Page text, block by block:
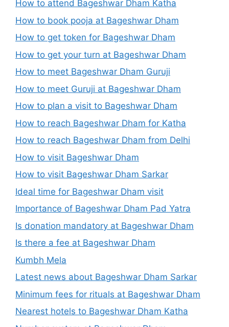
How to attend Bageshwar Dham Katha
How to book pooja at Bageshwar Dham
How to get token for Bageshwar Dham
How to get your turn at Bageshwar Dham
How to meet Bageshwar Dham Guruji
How to meet Guruji at Bageshwar Dham
How to plan a visit to Bageshwar Dham
How to reach Bageshwar Dham for Katha
How to reach Bageshwar Dham from Delhi
How to visit Bageshwar Dham
How to visit Bageshwar Dham Sarkar
Ideal time for Bageshwar Dham visit
Importance of Bageshwar Dham Pad Yatra
Is donation mandatory at Bageshwar Dham
Is there a fee at Bageshwar Dham
Kumbh Mela
Latest news about Bageshwar Dham Sarkar
Minimum fees for rituals at Bageshwar Dham
Nearest hotels to Bageshwar Dham Katha